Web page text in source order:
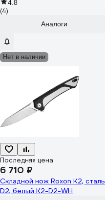
4.8
(4)
Аналоги
Нет в наличии
Последняя цена
6 710 ₽
Складной нож Roxon K2, сталь
D2, белый K2-D2-WH